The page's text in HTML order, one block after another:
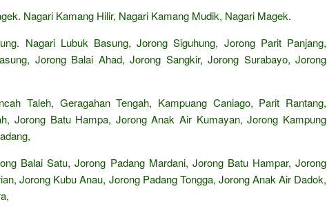
Nagari Kamang Hilir, Nagari Kamang Mudik, Nagari Magek.
Nagari Lubuk Basung, Jorong Siguhung, Jorong Parit Panjang,
Jorong Balai Ahad, Jorong Sangkir, Jorong Surabayo, Jorong
Taleh, Geragahan Tengah, Kampuang Caniago, Parit Rantang,
Jorong Batu Hampa, Jorong Anak Air Kumayan, Jorong Kampung
Balai Satu, Jorong Padang Mardani, Jorong Batu Hampar, Jorong
Jorong Kubu Anau, Jorong Padang Tongga, Jorong Anak Air Dadok,